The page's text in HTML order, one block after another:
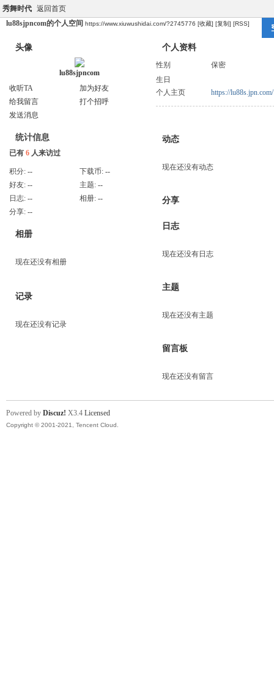
秀舞时代 返回首页
lu88sjpncom的个人空间 https://www.xiuwushidai.com/?2745776 [收藏] [复制] [RSS]
头像
lu88sjpncom
收听TA
加为好友
给我留言
打个招呼
发送消息
统计信息
已有 6 人来访过
积分: -- 下载币: --
好友: -- 主题: --
日志: -- 相册: --
分享: --
相册
现在还没有相册
记录
现在还没有记录
个人资料
性别
保密
生日
个人主页
https://lu88s.jpn.com/
动态
现在还没有动态
分享
日志
现在还没有日志
主题
现在还没有主题
留言板
现在还没有留言
Powered by Discuz! X3.4 Licensed
Copyright © 2001-2021, Tencent Cloud.